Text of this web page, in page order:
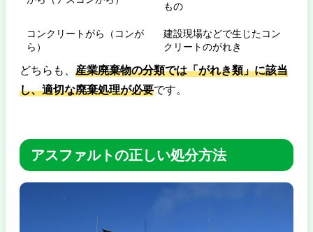
もの
コンクリートがら（コンが
ら）
建設現場などで生じたコン
クリートのがれき
どちらも、 産業廃棄物の分類では「がれき類」に該当
し、適切な廃棄処理が必要です。
アスファルトの正しい処分方法